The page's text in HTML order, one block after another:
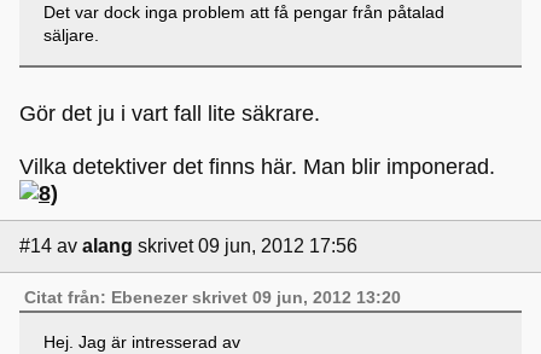
Det var dock inga problem att få pengar från påtalad
säljare.
Gör det ju i vart fall lite säkrare.
Vilka detektiver det finns här. Man blir imponerad.
#14 av alang skrivet 09 jun, 2012 17:56
Citat från: Ebenezer skrivet 09 jun, 2012 13:20
Hej. Jag är intresserad av